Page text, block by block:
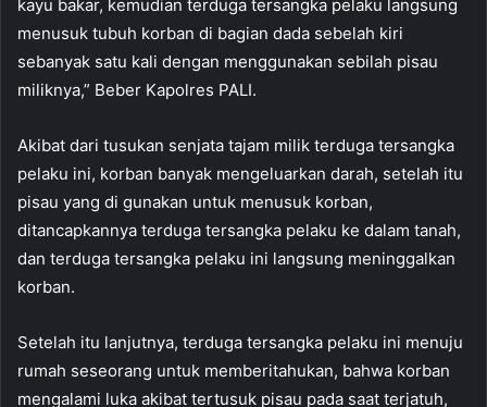
kayu bakar, kemudian terduga tersangka pelaku langsung
menusuk tubuh korban di bagian dada sebelah kiri
sebanyak satu kali dengan menggunakan sebilah pisau
miliknya,” Beber Kapolres PALI.
Akibat dari tusukan senjata tajam milik terduga tersangka
pelaku ini, korban banyak mengeluarkan darah, setelah itu
pisau yang di gunakan untuk menusuk korban,
ditancapkannya terduga tersangka pelaku ke dalam tanah,
dan terduga tersangka pelaku ini langsung meninggalkan
korban.
Setelah itu lanjutnya, terduga tersangka pelaku ini menuju
rumah seseorang untuk memberitahukan, bahwa korban
mengalami luka akibat tertusuk pisau pada saat terjatuh,